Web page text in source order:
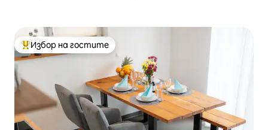
Най-популярен избор на гостите
Избор на гостите